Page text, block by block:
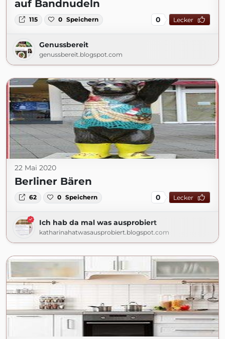
auf Bandnudeln
115 0 Speichern 0 Lecker
Genussbereit
genussbereit.blogspot.com
22 Mai 2020
Berliner Bären
62 0 Speichern 0 Lecker
Ich hab da mal was ausprobiert
katharinahatwasausprobiert.blogspot.com